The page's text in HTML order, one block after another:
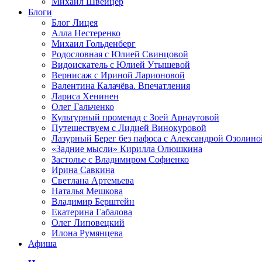
Блоги
Блог Лицея
Алла Нестеренко
Михаил Гольденберг
Родословная с Юлией Свинцовой
Видоискатель с Юлией Утышевой
Вернисаж с Ириной Ларионовой
Валентина Калачёва. Впечатления
Лариса Хенинен
Олег Гальченко
Культурный променад с Зоей Арнаутовой
Путешествуем с Лидией Винокуровой
Лазурный Берег без пафоса с Александрой
«Задние мысли» Кирилла Олюшкина
Застолье с Владимиром Софиенко
Ирина Савкина
Светлана Артемьева
Наталья Мешкова
Владимир Берштейн
Екатерина Габалова
Олег Липовецкий
Илона Румянцева
Афиша